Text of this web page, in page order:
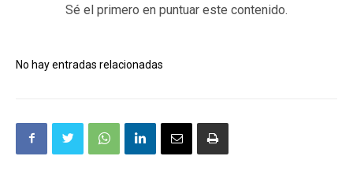
Sé el primero en puntuar este contenido.
No hay entradas relacionadas